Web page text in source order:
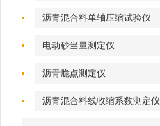
沥青混合料单轴压缩试验仪
电动砂当量测定仪
沥青脆点测定仪
沥青混合料线收缩系数测定仪